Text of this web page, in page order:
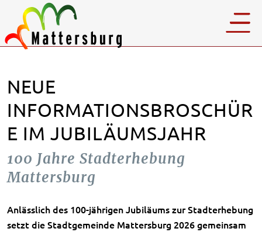
NEUE
INFORMATIONSBROSCHÜR
E IM JUBILÄUMSJAHR
100 Jahre Stadterhebung
Mattersburg
Anlässlich des 100-jährigen Jubiläums zur Stadterhebung
setzt die Stadtgemeinde Mattersburg 2026 gemeinsam